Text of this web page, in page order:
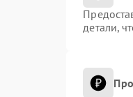
детали,